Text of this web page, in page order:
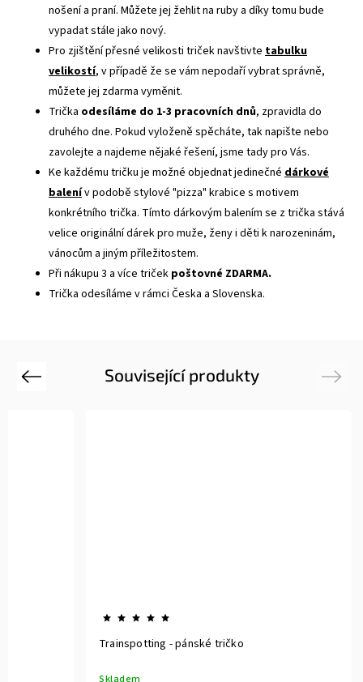
nošení a praní. Můžete jej žehlit na ruby a díky tomu bude
vypadat stále jako nový.
Pro zjištění přesné velikosti triček navštivte tabulku
velikostí, v případě že se vám nepodaří vybrat správně,
můžete jej zdarma vyměnit.
Trička odesíláme do 1-3 pracovních dnů, zpravidla do
druhého dne. Pokud vyloženě spěcháte, tak napište nebo
zavolejte a najdeme nějaké řešení, jsme tady pro Vás.
Ke každému tričku je možné objednat jedinečné dárkové
balenív podobě stylové "pizza" krabice s motivem
konkrétního trička. Tímto dárkovým balením se z trička stává
velice originální dárek pro muže, ženy i děti k narozeninám,
vánocům a jiným příležitostem.
Při nákupu 3 a více triček poštovné ZDARMA.
Trička odesíláme v rámci Česka a Slovenska.
Související produkty
Previous
Trainspotting - pánské tričko
Skladem
Next